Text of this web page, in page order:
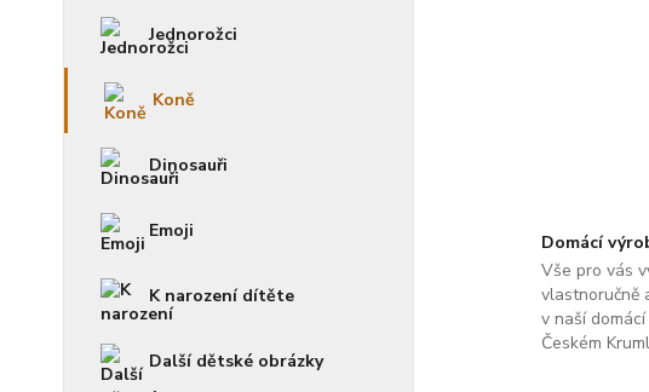
Jednorožci
Koně
Dinosauři
Emoji
K narození dítěte
Další dětské obrázky
Domácí
Vše pro vás
vlastnoručně
v naší
Českém